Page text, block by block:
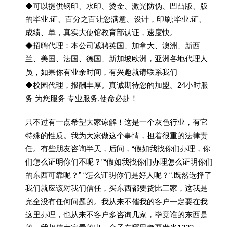
◆可以提供钢印、水印、烫金、激光防伪、凹凸版、版
的毕业.证、百分之百让您满意、设计，印刷;毕业.证、
成绩、单，真实大使馆教育部认证，速度快。
◆招聘代理：本公司诚聘英国、加拿大、澳洲、新西
兰、美国、法国、德国、新加坡欧洲，亚洲各地代理人
员，如果你有业余时间，有兴趣就请联系我们
◆校园代理，报酬丰厚。真诚期待您的加盟。24小时服
务 为您服务 专业服务,使命必赴！
只不过有一点希望大家谅解！这是一个灰色行业，有它
特殊的性质。我为大家做这个事情，担着很重的法律责
任。有些朋友咨询半天，后问，“假如我找你们办理，你
们怎么证明你们不呢？”“假如我找你们办理怎么证明你们
的东西可靠呢？” “怎么证明你们是好人呢？“.既然选择了
我们就应该对我们信任，买东西都要货比三家，这我是
完全没有任何问题的。我从来不催我的客户一定要在我
这里办理，也从来不客户多咨询几家，毕竟谁的东西是